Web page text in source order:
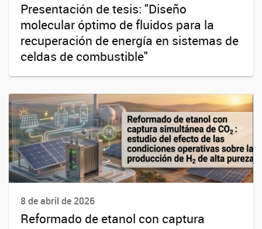
Presentación de tesis: "Diseño
molecular óptimo de fluidos para la
recuperación de energía en sistemas de
celdas de combustible"
8 de abril de 2026
Reformado de etanol con captura